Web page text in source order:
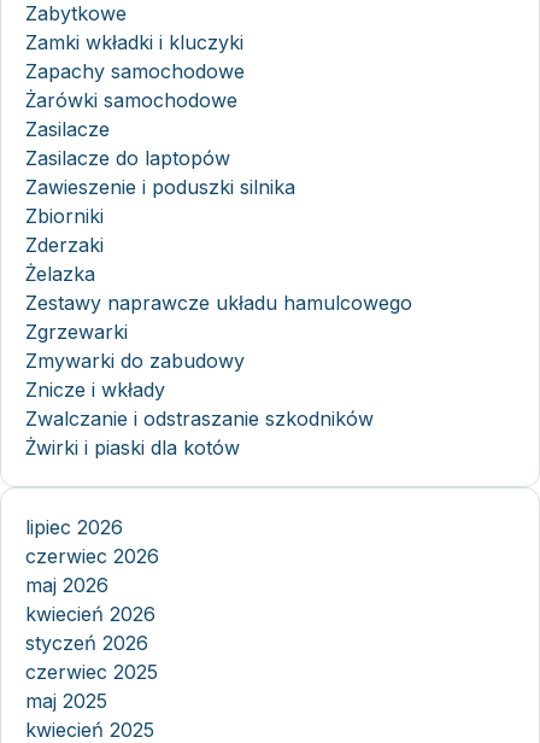
Zabytkowe
Zamki wkładki i kluczyki
Zapachy samochodowe
Żarówki samochodowe
Zasilacze
Zasilacze do laptopów
Zawieszenie i poduszki silnika
Zbiorniki
Zderzaki
Żelazka
Zestawy naprawcze układu hamulcowego
Zgrzewarki
Zmywarki do zabudowy
Znicze i wkłady
Zwalczanie i odstraszanie szkodników
Żwirki i piaski dla kotów
lipiec 2026
czerwiec 2026
maj 2026
kwiecień 2026
styczeń 2026
czerwiec 2025
maj 2025
kwiecień 2025